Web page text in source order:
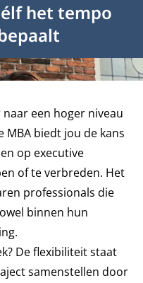
het tempo
een hoger niveau
MBA biedt jou de kans
op executive
of te verbreden. Het
professionals die
binnen hun
De flexibiliteit staat
samenstellen door